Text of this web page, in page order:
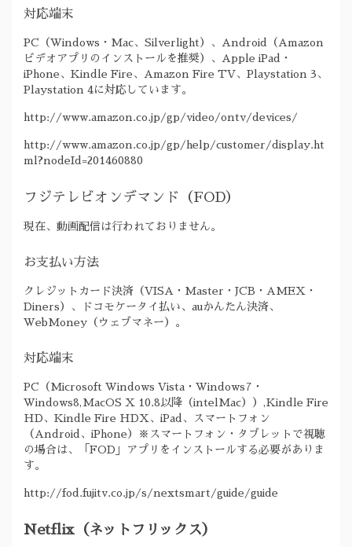
対応端末
PC（Windows・Mac、Silverlight）、Android（Amazon
ビデオアプリのインストールを推奨）、Apple iPad・
iPhone、Kindle Fire、Amazon Fire TV、Playstation 3、
Playstation 4に対応しています。
http://www.amazon.co.jp/gp/video/ontv/devices/
http://www.amazon.co.jp/gp/help/customer/display.ht
ml?nodeId=201460880
フジテレビオンデマンド（FOD）
現在、動画配信は行われておりません。
お支払い方法
クレジットカード決済（VISA・Master・JCB・AMEX・
Diners）、ドコモケータイ払い、auかんたん決済、
WebMoney（ウェブマネー）。
対応端末
PC（Microsoft Windows Vista・Windows7・
Windows8,MacOS X 10.8以降（intelMac））,Kindle Fire
HD、Kindle Fire HDX、iPad、スマートフォン
（Android、iPhone）※スマートフォン・タブレットで視聴
の場合は、「FOD」アプリをインストールする必要がありま
す。
http://fod.fujitv.co.jp/s/nextsmart/guide/guide
Netflix（ネットフリックス）